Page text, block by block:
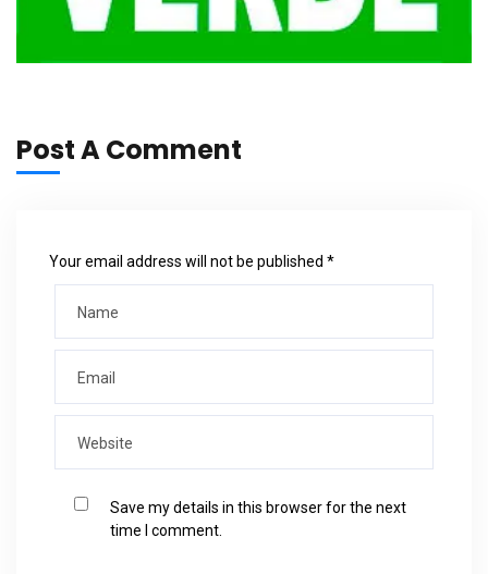
Post A Comment
Your email address will not be published *
Save my details in this browser for the next
time I comment.